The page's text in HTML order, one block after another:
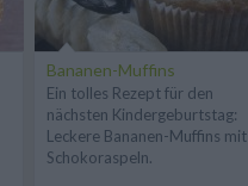
Bananen-Muffins
Ein tolles Rezept für den
nächsten Kindergeburtstag:
Leckere Bananen-Muffins mit
Schokoraspeln.